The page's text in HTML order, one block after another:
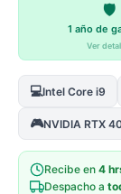
🛡️
1 año de
Ver
💻Intel Core i9
🎮NVIDIA RTX
Recibe en 4
Despacho a